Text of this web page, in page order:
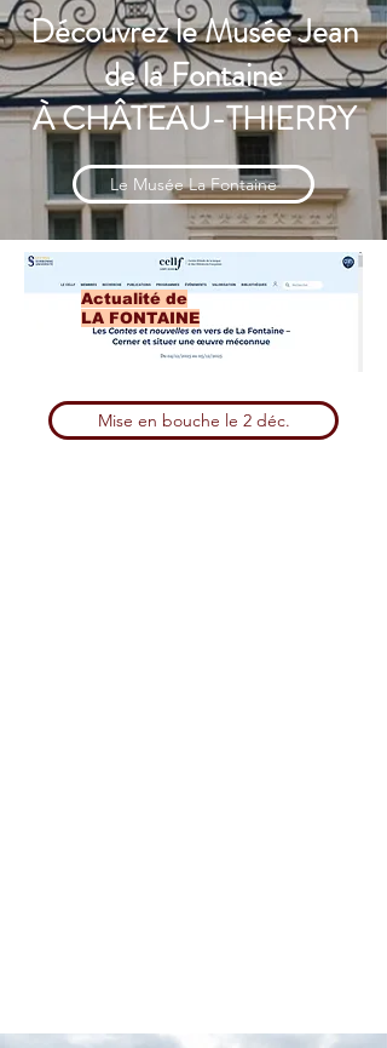
Découvrez le Musée Jean
de la Fontaine
À CHÂTEAU-THIERRY
Le Musée La Fontaine
Actualité de
LA FONTAINE
Mise en bouche le 2 déc.